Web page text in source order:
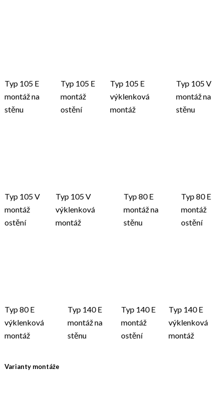
Typ 105 E
montáž na
stěnu
Typ 105 E
montáž
ostění
Typ 105 E
výklenková
montáž
Typ 105 V
montáž na
stěnu
Typ 105 V
montáž
ostění
Typ 105 V
výklenková
montáž
Typ 80 E
montáž na
stěnu
Typ 80 E
montáž
ostění
Typ 80 E
výklenková
montáž
Typ 140 E
montáž na
stěnu
Typ 140 E
montáž
ostění
Typ 140 E
výklenková
montáž
Varianty montáže